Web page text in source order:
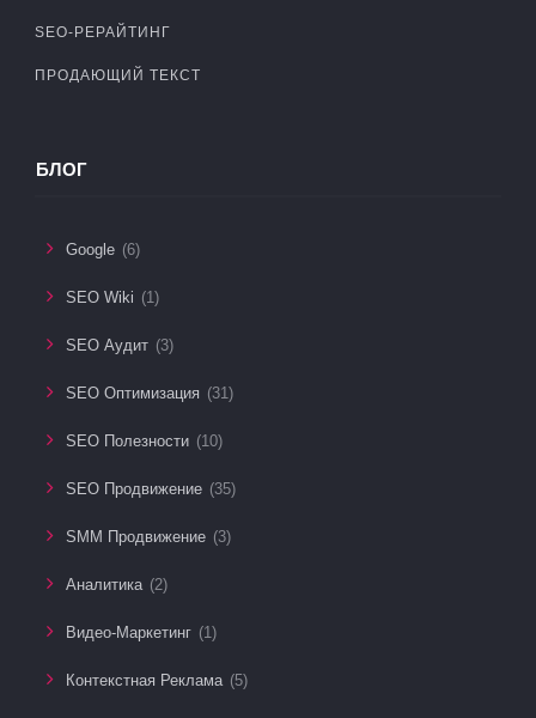
SEO-РЕРАЙТИНГ
ПРОДАЮЩИЙ ТЕКСТ
БЛОГ
Google (6)
SEO Wiki (1)
SEO Аудит (3)
SEO Оптимизация (31)
SEO Полезности (10)
SEO Продвижение (35)
SMM Продвижение (3)
Аналитика (2)
Видео-Маркетинг (1)
Контекстная Реклама (5)